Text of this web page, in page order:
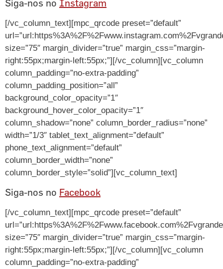
Siga-nos no Instagram
[/vc_column_text][mpc_qrcode preset=”default”
size=”75″ margin_divider=”true” margin_css=”margin-
right:55px;margin-left:55px;”][/vc_column][vc_column
column_padding=”no-extra-padding”
column_padding_position=”all”
background_color_opacity=”1″
background_hover_color_opacity=”1″
column_shadow=”none” column_border_radius=”none”
width=”1/3″ tablet_text_alignment=”default”
phone_text_alignment=”default”
column_border_width=”none”
column_border_style=”solid”][vc_column_text]
Siga-nos no Facebook
[/vc_column_text][mpc_qrcode preset=”default”
size=”75″ margin_divider=”true” margin_css=”margin-
right:55px;margin-left:55px;”][/vc_column][vc_column
column_padding=”no-extra-padding”